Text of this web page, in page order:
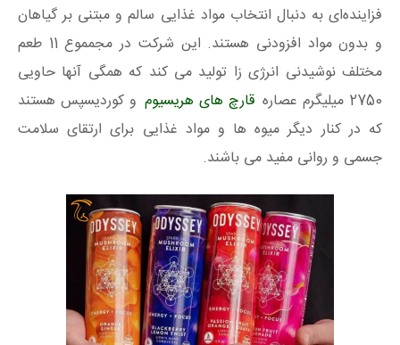
فزاینده‌ای به دنبال انتخاب‌ مواد غذایی سالم‌ و مبتنی بر گیاهان
و بدون مواد افزودنی هستند. این شرکت در مجمموع 11 طعم
مختلف نوشیدنی انرژی زا تولید می کند که همگی آنها حاویی
2750 میلیگرم عصاره
قارچ های هریسیوم و کوردیسپس هستند
که در کنار دیگر میوه ها و مواد غذایی برای ارتقای سلامت
جسمی و روانی مفید می باشند.